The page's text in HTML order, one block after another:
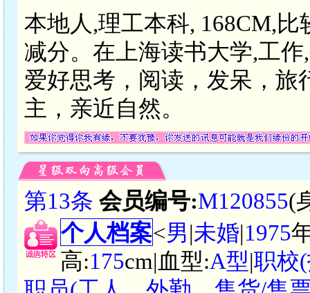
本地人,理工本科, 168CM,
减分。在上海读书大学,工
爱好思考，阅读，发呆，旅
主，亲近自然。
第13条 会员编号:M120855(
个人档案<男|未婚|1975
高:175cm|血型:A型|职校